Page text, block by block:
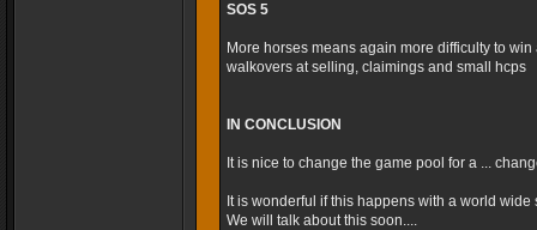
SOS 5
More horses means again more difficulty to
walkovers at selling, claimings and small hcps
IN CONCLUSION
It is nice to change the game pool for a ...
It is wonderful if this happens with a world
We will talk about this soon....